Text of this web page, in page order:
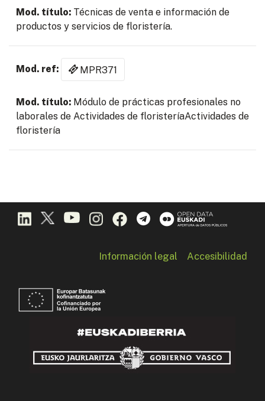
Técnicas de venta e información de
productos y servicios de floristería.
MPR371
Módulo de prácticas profesionales no
laborales de Actividades de floristeríaActividades de
floristería
Información legal Accesibilidad